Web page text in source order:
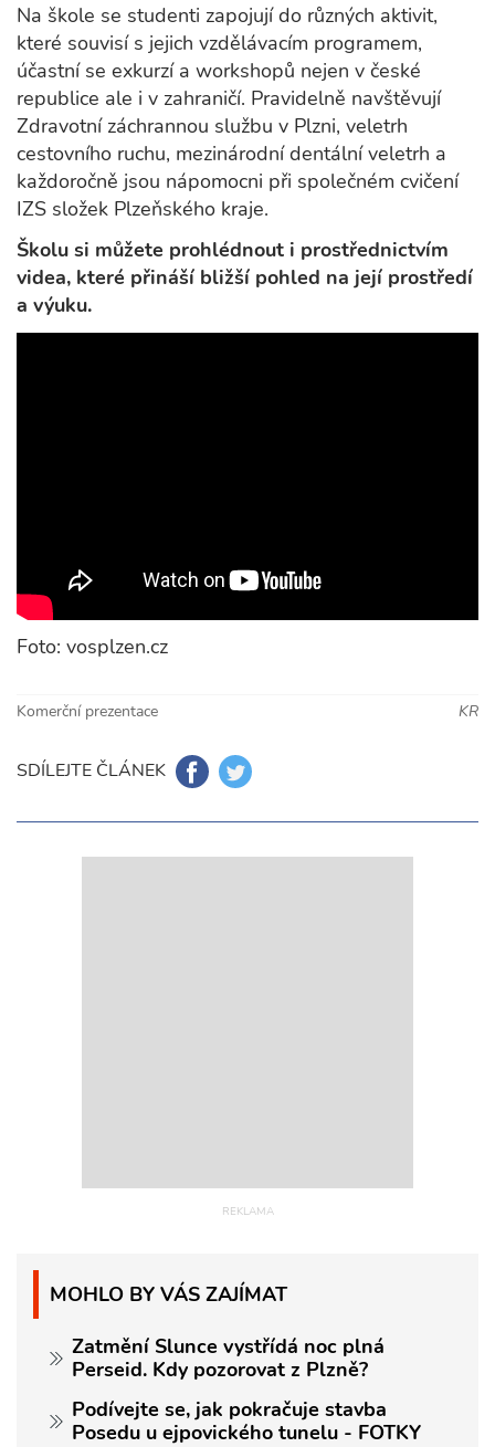
Na škole se studenti zapojují do různých aktivit,
které souvisí s jejich vzdělávacím programem,
účastní se exkurzí a workshopů nejen v české
republice ale i v zahraničí. Pravidelně navštěvují
Zdravotní záchrannou službu v Plzni, veletrh
cestovního ruchu, mezinárodní dentální veletrh a
každoročně jsou nápomocni při společném cvičení
IZS složek Plzeňského kraje.
Školu si můžete prohlédnout i prostřednictvím
videa, které přináší bližší pohled na její prostředí
a výuku.
Foto: vosplzen.cz
Komerční prezentace KR
SDÍLEJTE ČLÁNEK
MOHLO BY VÁS ZAJÍMAT
Zatmění Slunce vystřídá noc plná
Perseid. Kdy pozorovat z Plzně?
Podívejte se, jak pokračuje stavba
Posedu u ejpovického tunelu - FOTKY